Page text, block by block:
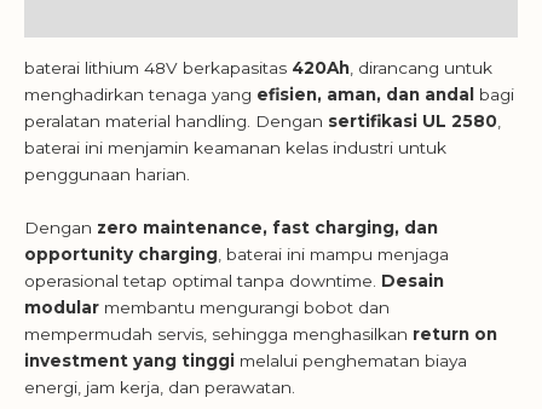
baterai lithium 48V berkapasitas 420Ah , dirancang untuk
menghadirkan tenaga yang efisien, aman, dan andal
bagi
peralatan material handling. Dengan sertifikasi UL 2580
baterai ini menjamin keamanan kelas industri untuk
penggunaan harian.
Dengan zero maintenance, fast charging, dan
opportunity charging , baterai ini mampu menjaga
operasional tetap optimal tanpa downtime. Desain
modular membantu mengurangi bobot dan
mempermudah servis, sehingga menghasilkan return on
investment yang tinggi melalui penghematan biaya
energi, jam kerja, dan perawatan.